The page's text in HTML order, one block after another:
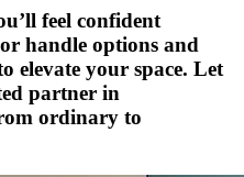
feel confident
handle options and
elevate your space. Let
partner in
ordinary to